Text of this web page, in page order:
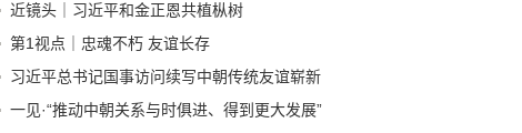
近镜头｜习近平和金正恩共植枞树
第1视点｜忠魂不朽 友谊长存
习近平总书记国事访问续写中朝传统友谊崭新
篇章
一见·“推动中朝关系与时俱进、得到更大发展”